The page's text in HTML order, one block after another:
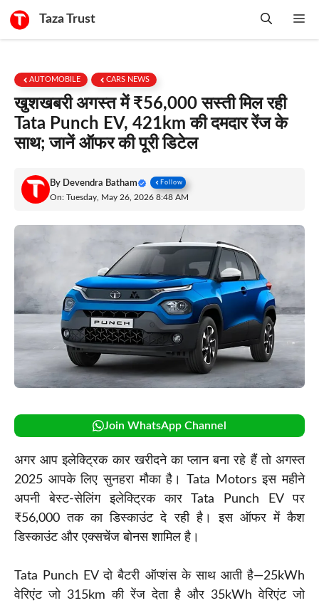
Taza Trust
AUTOMOBILE CARS NEWS
खुशखबरी अगस्त में ₹56,000 सस्ती मिल रही
Tata Punch EV, 421km की दमदार रेंज के
साथ; जानें ऑफर की पूरी डिटेल
By Devendra Batham Follow
On: Tuesday, May 26, 2026 8:48 AM
Join WhatsApp Channel
अगर आप इलेक्ट्रिक कार खरीदने का प्लान बना रहे हैं तो अगस्त
2025 आपके लिए सुनहरा मौका है। Tata Motors इस महीने
अपनी बेस्ट-सेलिंग इलेक्ट्रिक कार Tata Punch EV पर
₹56,000 तक का डिस्काउंट दे रही है। इस ऑफर में कैश
डिस्काउंट और एक्सचेंज बोनस शामिल है।
Tata Punch EV दो बैटरी ऑप्शंस के साथ आती है—25kWh
वेरिएंट जो 315km की रेंज देता है और 35kWh वेरिएंट जो